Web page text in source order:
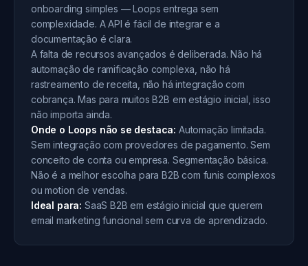
onboarding simples — Loops entrega sem
complexidade. A API é fácil de integrar e a
documentação é clara.
A falta de recursos avançados é deliberada. Não há
automação de ramificação complexa, não há
rastreamento de receita, não há integração com
cobrança. Mas para muitos B2B em estágio inicial, isso
não importa ainda.
Onde o Loops não se destaca: Automação limitada.
Sem integração com provedores de pagamento. Sem
conceito de conta ou empresa. Segmentação básica.
Não é a melhor escolha para B2B com funis complexos
ou motion de vendas.
Ideal para: SaaS B2B em estágio inicial que querem
email marketing funcional sem curva de aprendizado.